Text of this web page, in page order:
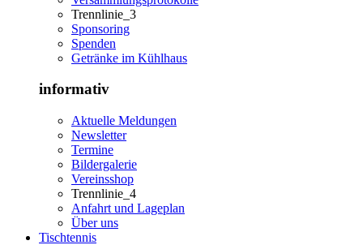
Trennlinie_3
Sponsoring
Spenden
Getränke im Kühlhaus
informativ
Aktuelle Meldungen
Newsletter
Termine
Bildergalerie
Vereinsshop
Trennlinie_4
Anfahrt und Lageplan
Über uns
Tischtennis